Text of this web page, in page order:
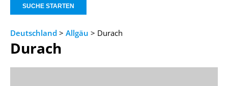
Deutschland > Allgäu > Durach
Durach